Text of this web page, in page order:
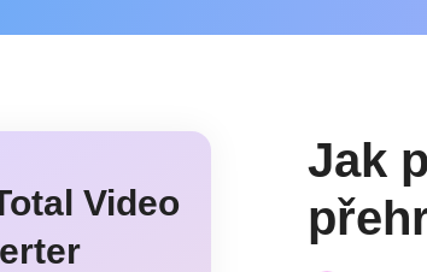
Video
Jak